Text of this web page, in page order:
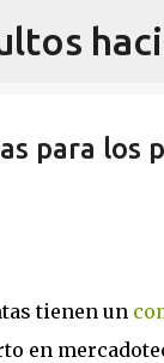
para los
tienen un
en